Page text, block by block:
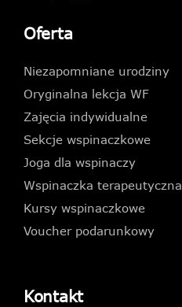
Oferta
Niezapomniane urodziny
Oryginalna lekcja WF
Zajęcia indywidualne
Sekcje wspinaczkowe
Joga dla wspinaczy
Wspinaczka terapeutyczna
Kursy wspinaczkowe
Voucher podarunkowy
Kontakt